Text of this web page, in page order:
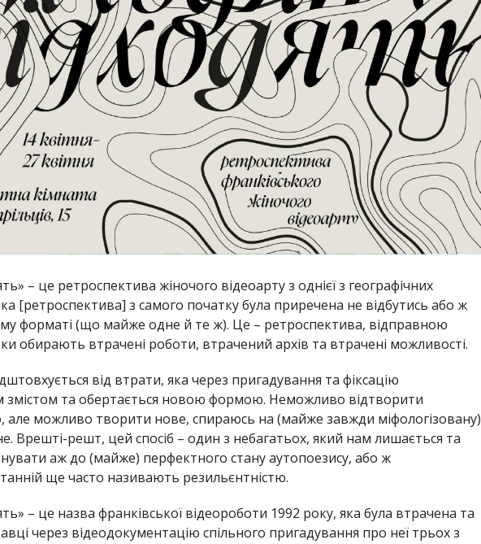
– це ретроспектива жіночого відеоарту з однієї з географічних
[ретроспектива] з самого початку була приречена не відбутись або ж
форматі (що майже одне й те ж). Це – ретроспектива, відправною
обирають втрачені роботи, втрачений архів та втрачені можливості.
від втрати, яка через пригадування та фіксацію
змістом та обертається новою формою. Неможливо відтворити
але можливо творити нове, спираюсь на (майже завжди міфологізовану)
Врешті-решт, цей спосіб – один з небагатьох, який нам лишається та
аж до (майже) перфектного стану аутопоезису, або ж
ще часто називають резильєнтністю.
– це назва франківської відеороботи 1992 року, яка була втрачена та
через відеодокументацію спільного пригадування про неї трьох з